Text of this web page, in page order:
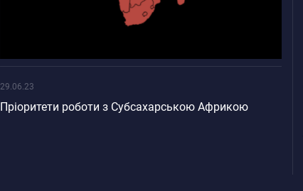
29.06.23
Пріоритети роботи з Субсахарською Африкою